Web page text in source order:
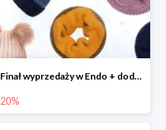
Finał wyprzedaży w Endo + dodatkowe 2% rabatu
20%